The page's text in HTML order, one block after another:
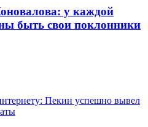
у каждой
быть свои поклонники